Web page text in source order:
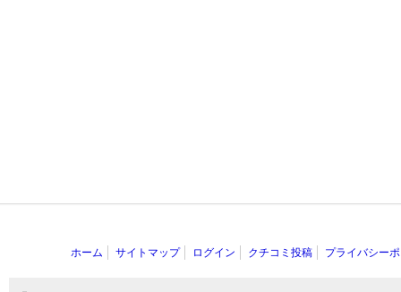
ホーム サイトマップ ログイン クチコミ投稿 プライバシー